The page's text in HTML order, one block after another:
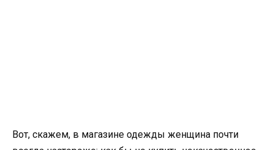
Вот, скажем, в магазине одежды женщина почти